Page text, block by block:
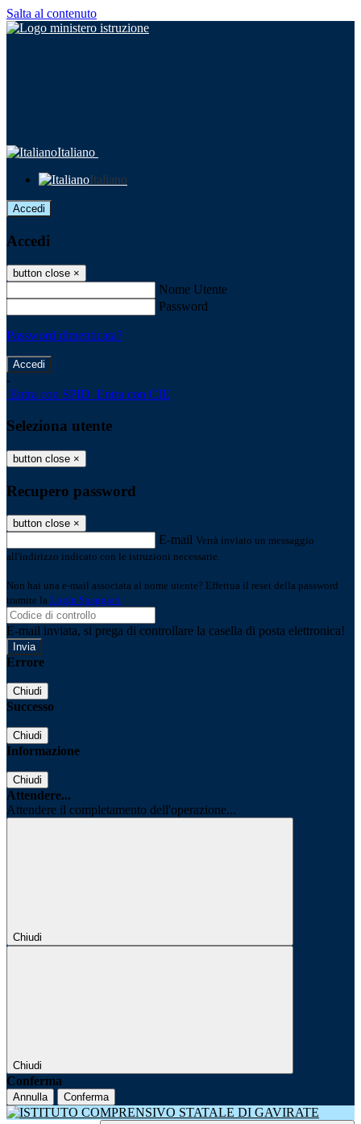
Salta al contenuto
Italiano
Italiano
Accedi
Accedi
button close ×
Nome Utente
Password
Password dimenticata?
-
Entra con SPID Entra con CIE
Seleziona utente
button close ×
Recupero password
button close ×
E-mail Verrà inviato un messaggio
all'indirizzo indicato con le istruzioni necessarie.
Non hai una e-mail associata al nome utente? Effettua il reset della password
tramite la Login Spaggiari
E-mail inviata, si prega di controllare la casella di posta elettronica!
Errore
Chiudi
Successo
Chiudi
Informazione
Chiudi
Attendere...
Attendere il completamento dell'operazione...
Chiudi
Chiudi
Conferma
Annulla Conferma